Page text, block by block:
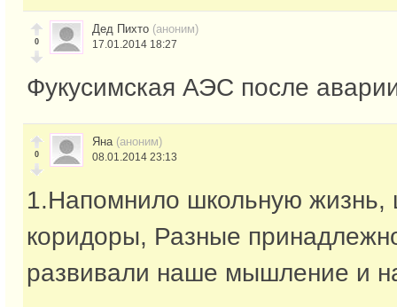
0
Дед Пихто (аноним)
17.01.2014 18:27
Фукусимская АЭС после
0
Яна (аноним)
08.01.2014 23:13
1.Напомнило школьную жизнь,
коридоры, Разные
развивали наше мышление и